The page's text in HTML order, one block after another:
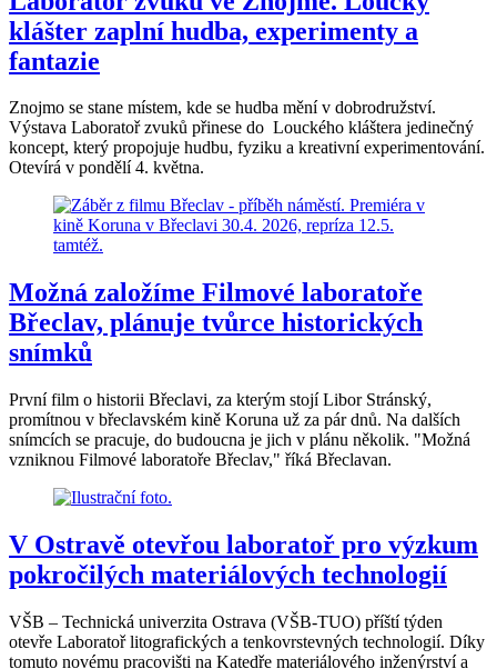
klášter zaplní hudba, experimenty a
fantazie
Znojmo se stane místem, kde se hudba mění v dobrodružství.
Výstava Laboratoř zvuků přinese do Louckého kláštera jedinečný
koncept, který propojuje hudbu, fyziku a kreativní experimentování.
Otevírá v pondělí 4. května.
Možná založíme Filmové laboratoře
Břeclav, plánuje tvůrce historických
snímků
První film o historii Břeclavi, za kterým stojí Libor Stránský,
promítnou v břeclavském kině Koruna už za pár dnů. Na dalších
snímcích se pracuje, do budoucna je jich v plánu několik. "Možná
vzniknou Filmové laboratoře Břeclav," říká Břeclavan.
V Ostravě otevřou laboratoř pro výzkum
pokročilých materiálových technologií
VŠB – Technická univerzita Ostrava (VŠB-TUO) příští týden
otevře Laboratoř litografických a tenkovrstevných technologií. Díky
tomuto novému pracovišti na Katedře materiálového inženýrství a